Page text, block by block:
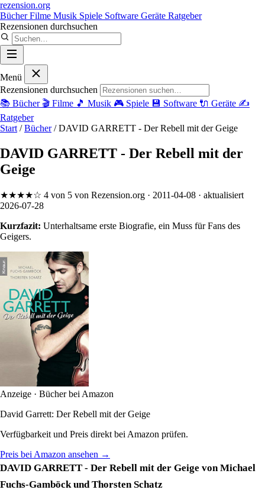
rezension.org
BücherFilme Musik Spiele Software Geräte Ratgeber
Rezensionen durchsuchen
Menü
Rezensionen durchsuchen
📚 Bücher 🎬 Filme 🎵 Musik 🎮 Spiele 💾 Software 🔌 Geräte ✍️
Ratgeber
Start / Bücher / DAVID GARRETT - Der Rebell mit der Geige
DAVID GARRETT - Der Rebell mit der
Geige
★★★★☆ 4 von 5 von Rezension.org · 2011-04-08 · aktualisiert
2026-07-28
Kurzfazit: Unterhaltsame erste Biografie, ein Muss für Fans des
Geigers.
Anzeige · Bücher bei Amazon
David Garrett: Der Rebell mit der Geige
Verfügbarkeit und Preis direkt bei Amazon prüfen.
Preis bei Amazon ansehen →
DAVID GARRETT - Der Rebell mit der Geige von Michael
Fuchs-Gamböck und Thorsten Schatz